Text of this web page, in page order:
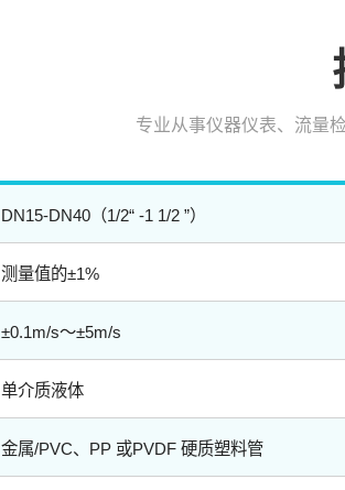
专业从事仪器仪表、流量
DN15-DN40（1/2“ -1 1/2 ”）
测量值的±1%
±0.1m/s～±5m/s
单介质液体
金属/PVC、PP 或PVDF 硬质塑料管